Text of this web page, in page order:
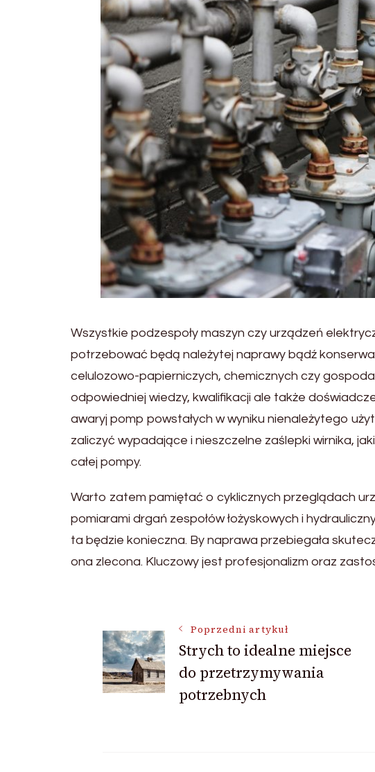
Wszystkie podzespoły maszyn czy urządzeń
potrzebować będą należytej naprawy bądź
celulozowo-papierniczych, chemicznych czy
odpowiedniej wiedzy, kwalifikacji ale także
awaryj pomp powstałych w wyniku nienależytego
zaliczyć wypadające i nieszczelne zaślepki wirnika,
całej pompy.
Warto zatem pamiętać o cyklicznych przeglądach
pomiarami drgań zespołów łożyskowych i
ta będzie konieczna. By naprawa przebiegała
ona zlecona. Kluczowy jest profesjonalizm oraz
Nawigacja
wpisu
Poprzedni artykuł
Strych to idealne miejsce
do przetrzymywania
potrzebnych